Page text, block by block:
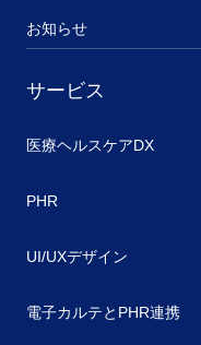
お知らせ
サービス
医療ヘルスケアDX
PHR
UI/UXデザイン
電子カルテとPHR連携